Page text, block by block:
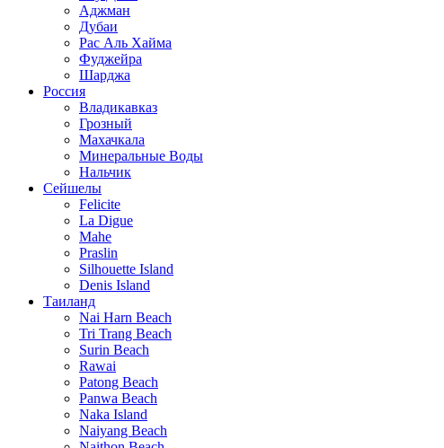
Аджман
Дубаи
Рас Аль Хайма
Фуджейра
Шарджа
Россия
Владикавказ
Грозный
Махачкала
Минеральные Воды
Нальчик
Сейшелы
Felicite
La Digue
Mahe
Praslin
Silhouette Island
Denis Island
Таиланд
Nai Harn Beach
Tri Trang Beach
Surin Beach
Rawai
Patong Beach
Panwa Beach
Naka Island
Naiyang Beach